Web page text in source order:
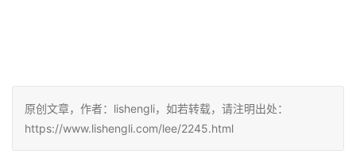
原创文章，作者：lishengli，如若转载，请注明出处：
https://www.lishengli.com/lee/2245.html